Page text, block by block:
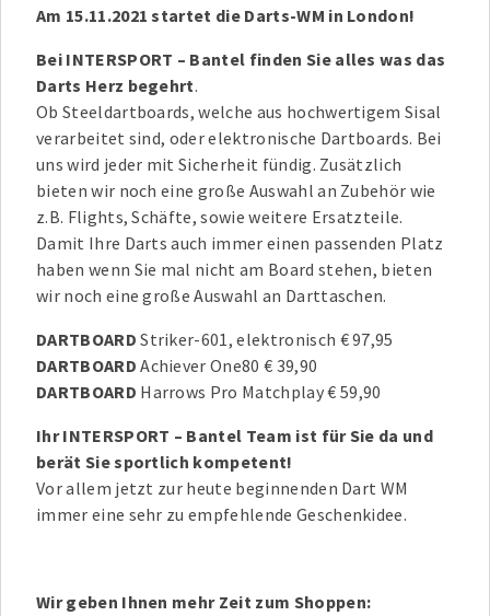
Am 15.11.2021 startet die Darts-WM in London!
Bei INTERSPORT – Bantel finden Sie alles was das
Darts Herz begehrt.
Ob Steeldartboards, welche aus hochwertigem Sisal
verarbeitet sind, oder elektronische Dartboards. Bei
uns wird jeder mit Sicherheit fündig. Zusätzlich
bieten wir noch eine große Auswahl an Zubehör wie
z.B. Flights, Schäfte, sowie weitere Ersatzteile.
Damit Ihre Darts auch immer einen passenden Platz
haben wenn Sie mal nicht am Board stehen, bieten
wir noch eine große Auswahl an Darttaschen.
DARTBOARD Striker-601, elektronisch € 97,95
DARTBOARD Achiever One80 € 39,90
DARTBOARD Harrows Pro Matchplay € 59,90
Ihr INTERSPORT – Bantel Team ist für Sie da und
berät Sie sportlich kompetent!
Vor allem jetzt zur heute beginnenden Dart WM
immer eine sehr zu empfehlende Geschenkidee.
Wir geben Ihnen mehr Zeit zum Shoppen: